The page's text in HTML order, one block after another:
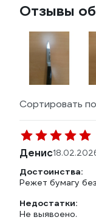
Отзывы
Сортировать
Денис
Достоинства:
Режет бумагу
Недостатки:
Не выявоено.